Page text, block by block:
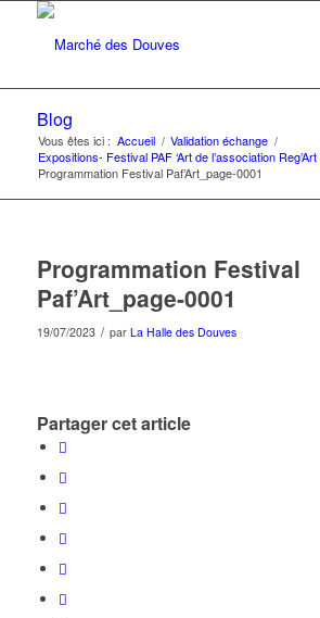
Blog
Vous êtes ici : Accueil / Validation échange /
Expositions- Festival PAF ‘Art de l’association Reg’Art
Programmation Festival Paf’Art_page-0001
Programmation Festival
Paf’Art_page-0001
19/07/2023 / par La Halle des Douves
Partager cet article